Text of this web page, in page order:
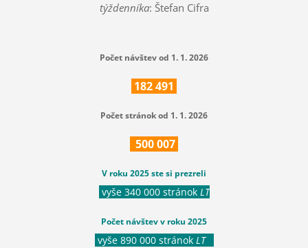
týždenníka: Štefan Cifra
Počet návštev od 1. 1. 2026
182491
Počet stránok od 1. 1. 2026
500007
V roku 2025 ste si prezreli
vyše 340 000 stránok LT
Počet návštev v roku 2025
vyše 890 000 stránok LT